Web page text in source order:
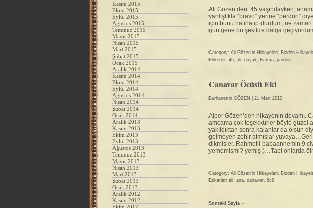
Kasım 2015
Ekim 2015
Eylül 2015
Ağustos 2015
Temmuz 2015
Mayıs 2015
Nisan 2015
Mart 2015
Şubat 2015
Ocak 2015
Aralık 2014
Kasım 2014
Ekim 2014
Eylül 2014
Ağustos 2014
Nisan 2014
Şubat 2014
Ocak 2014
Aralık 2013
Kasım 2013
Ekim 2013
Eylül 2013
Ağustos 2013
Temmuz 2013
Mayıs 2013
Nisan 2013
Mart 2013
Şubat 2013
Ocak 2013
Aralık 2012
Kasım 2012
Ali Gözen’den: 45 yaşındayken,
yanlışlıkla “bravo” yerine “perdon”
için bunu hatırlatıp durdum; ne
gün gene bu şekilde dalga
Category: Ali Gözen'in Hikayeleri, Bizden
Etiketler: 45, ali, dayak, Fatma, pardon
Canavar Öcüsü Eki
Burhanettin GÖZEN | 21 Mart 2010
Alper Gözen’den hikayenin
amcama çok teşekkürler böyle güzel
yakıldıktan sonra kalanlar da ölsün
gelmeyen zehir atmışlar
dikmişler..Rahmetli babaannemin 9
yememişmi? yemiş:)…Tabi onlarda
Category: Ali Gözen'in Hikayeleri, Bizden
Etiketler: ali, ana, canavar, öcü
Sonraki Sayfa »